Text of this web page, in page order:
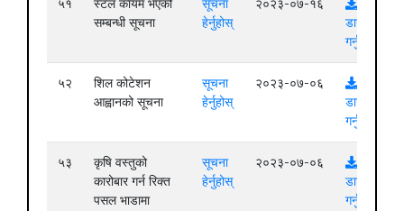
५१
स्टल कायम भएको
सम्बन्धी सूचना
सूचना
हेर्नुहोस्
२०२३-०७-१६
डाउनलोड
गर्नुहोस्
५२
शिल कोटेशन
आह्वानको सूचना
सूचना
हेर्नुहोस्
२०२३-०७-०६
डाउनलोड
गर्नुहोस्
५३
कृषि वस्तुको
कारोबार गर्न रिक्त
पसल भाडामा
सूचना
हेर्नुहोस्
२०२३-०७-०६
डाउनलोड
गर्नुहोस्